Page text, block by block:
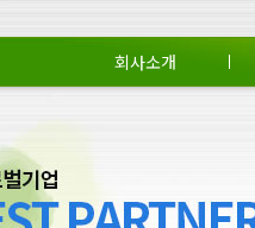
회사소개